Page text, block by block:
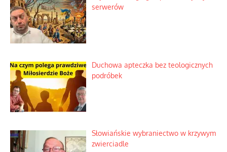
serwerów
Duchowa apteczka bez teologicznych
podróbek
Słowiańskie wybraniectwo w krzywym
zwierciadle